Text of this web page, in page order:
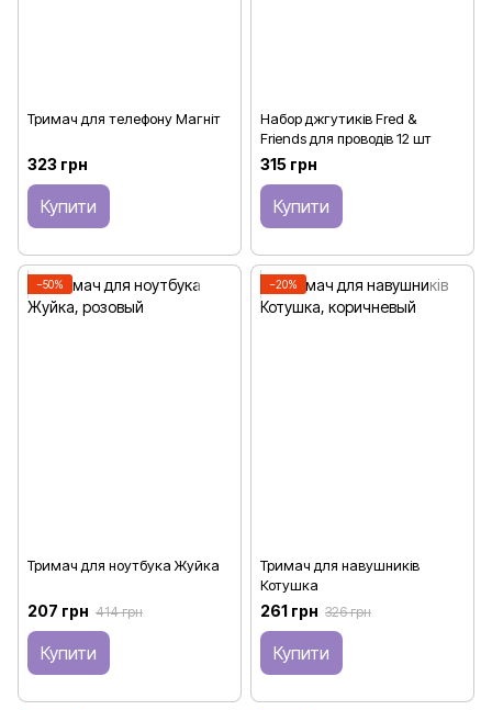
Тримач для телефону Магніт
323 грн
Купити
Набор джгутиків Fred &
Friends для проводів 12 шт
315 грн
Купити
−50%
Тримач для ноутбука Жуйка
207 грн 414 грн
Купити
−20%
Тримач для навушників
Котушка
261 грн 326 грн
Купити